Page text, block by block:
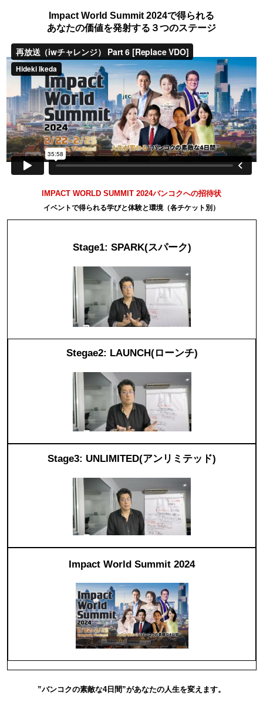
Impact World Summit 2024で得られる
あなたの価値を発射する３つのステージ
IMPACT WORLD SUMMIT 2024バンコクへの招待状
イベントで得られる学びと体験と環境（各チケット別）
Stage1: SPARK(スパーク)
Stegae2: LAUNCH(ローンチ)
Stage3: UNLIMITED(アンリミテッド)
Impact World Summit 2024
”バンコクの素敵な4日間”があなたの人生を変えます。